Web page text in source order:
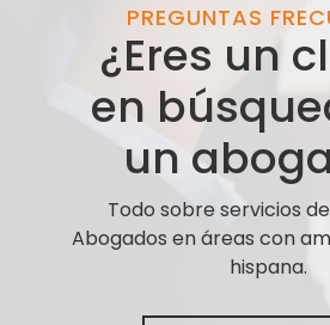
PREGUNTAS
¿Eres un
en
un
Todo sobre servicios
Abogados en áreas con
hispana.